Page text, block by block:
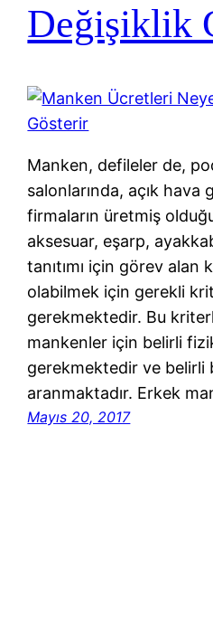
Değişiklik
Manken, defileler de,
salonlarında, açık hava
firmaların üretmiş
aksesuar, eşarp,
tanıtımı için görev alan
olabilmek için gerekli
gerekmektedir. Bu
mankenler için belirli
gerekmektedir ve belirli
aranmaktadır. Erkek
Mayıs 20, 2017